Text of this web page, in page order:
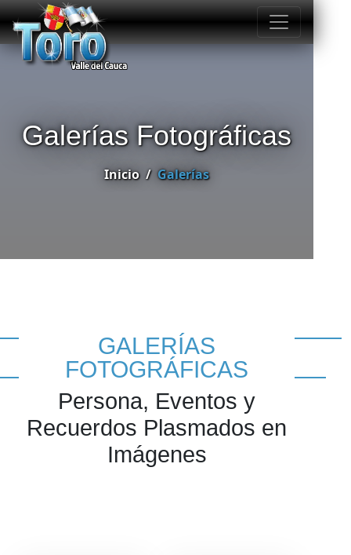
Galerías Fotográficas
Inicio Galerías
GALERÍAS
FOTOGRÁFICAS
Persona, Eventos y
Recuerdos Plasmados en
Imágenes